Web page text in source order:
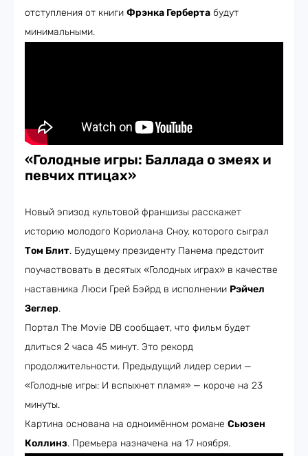
отступления от книги Фрэнка Герберта будут
минимальными.
«Голодные игры: Баллада о змеях и
певчих птицах»
Новый эпизод культовой франшизы расскажет
историю молодого Кориолана Сноу, которого сыграл
Том Блит. Будущему президенту Панема предстоит
поучаствовать в десятых «Голодных играх» в качестве
наставника Люси Грей Бэйрд в исполнении Рэйчел
Зеглер.
Портал The Movie DB сообщает, что фильм будет
длиться 2 часа 45 минут. Это рекорд
продолжительности. Предыдущий лидер серии —
«Голодные игры: И вспыхнет пламя» — короче на 23
минуты.
Картина основана на одноимённом романе Сьюзен
Коллинз. Премьера назначена на 17 ноября.